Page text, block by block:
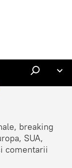
breaking
SUA,
comentarii